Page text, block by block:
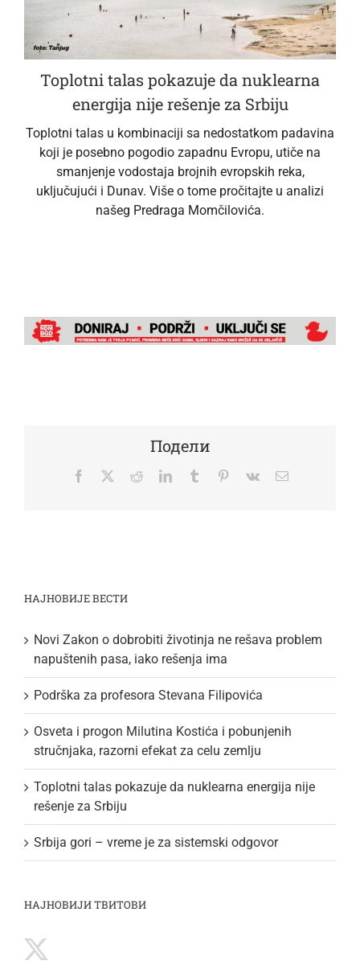
Toplotni talas pokazuje da nuklearna
energija nije rešenje za Srbiju
Toplotni talas u kombinaciji sa nedostatkom padavina
koji je posebno pogodio zapadnu Evropu, utiče na
smanjenje vodostaja brojnih evropskih reka,
uključujući i Dunav. Više o tome pročitajte u analizi
našeg Predraga Momčilovića.
Подели
Facebook
TwitterRedditLinkedInTumblr Pinterest
Vk Email
НАЈНОВИЈЕ ВЕСТИ
Novi Zakon o dobrobiti životinja ne rešava problem
napuštenih pasa, iako rešenja ima
Podrška za profesora Stevana Filipovića
Osveta i progon Milutina Kostića i pobunjenih
stručnjaka, razorni efekat za celu zemlju
Toplotni talas pokazuje da nuklearna energija nije
rešenje za Srbiju
Srbija gori – vreme je za sistemski odgovor
НАЈНОВИЈИ ТВИТОВИ